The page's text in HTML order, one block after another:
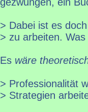
> Dabei ist es
> zu arbeiten.
Es wäre
> Professionalität
> Strategien